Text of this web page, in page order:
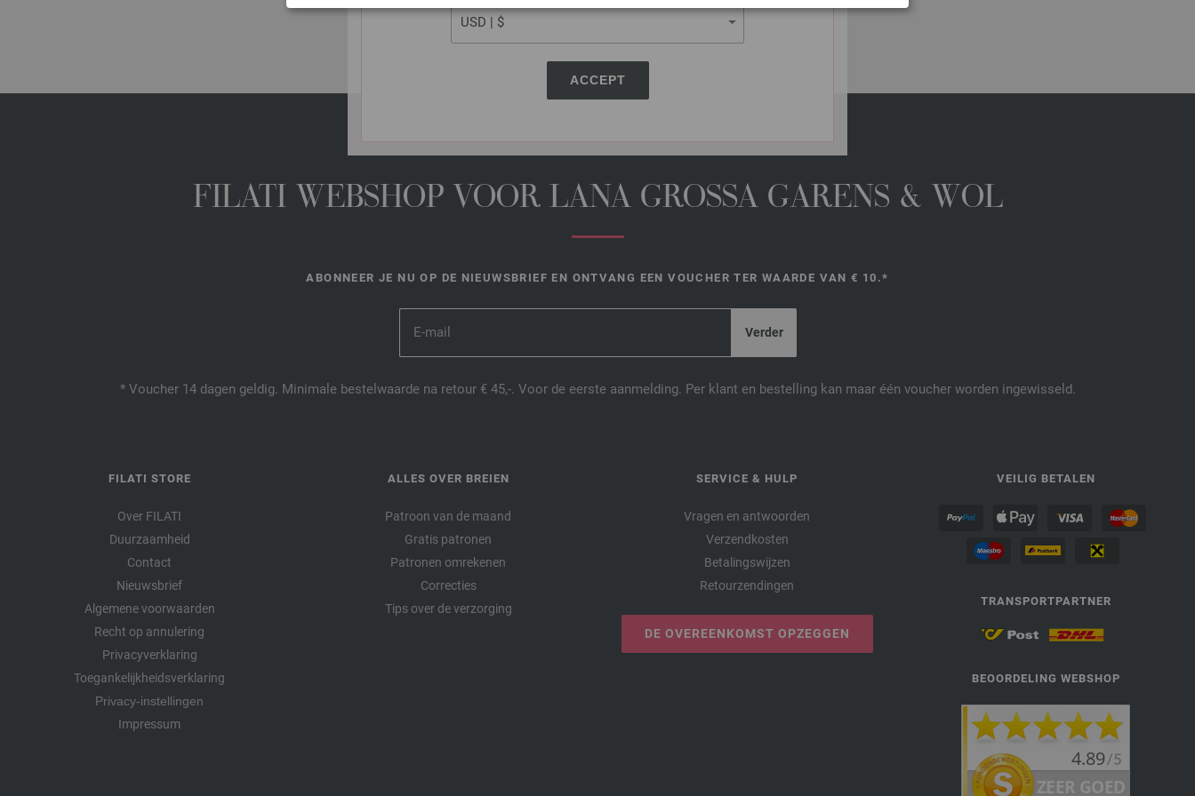
ACCEPT
FILATI WEBSHOP VOOR LANA GROSSA GARENS & WOL
ABONNEER JE NU OP DE NIEUWSBRIEF EN ONTVANG EEN VOUCHER TER WAARDE VAN € 10.*
* Voucher 14 dagen geldig. Minimale bestelwaarde na retour € 45,-. Voor de eerste aanmelding. Per klant en bestelling kan maar één voucher worden ingewisseld.
FILATI STORE
Over FILATI
Duurzaamheid
Contact
Nieuwsbrief
Algemene voorwaarden
Recht op annulering
Privacyverklaring
Toegankelijkheidsverklaring
Privacy-instellingen
Impressum
ALLES OVER BREIEN
Patroon van de maand
Gratis patronen
Patronen omrekenen
Correcties
Tips over de verzorging
SERVICE & HULP
Vragen en antwoorden
Verzendkosten
Betalingswijzen
Retourzendingen
DE OVEREENKOMST OPZEGGEN
VEILIG BETALEN
TRANSPORTPARTNER
BEOORDELING WEBSHOP